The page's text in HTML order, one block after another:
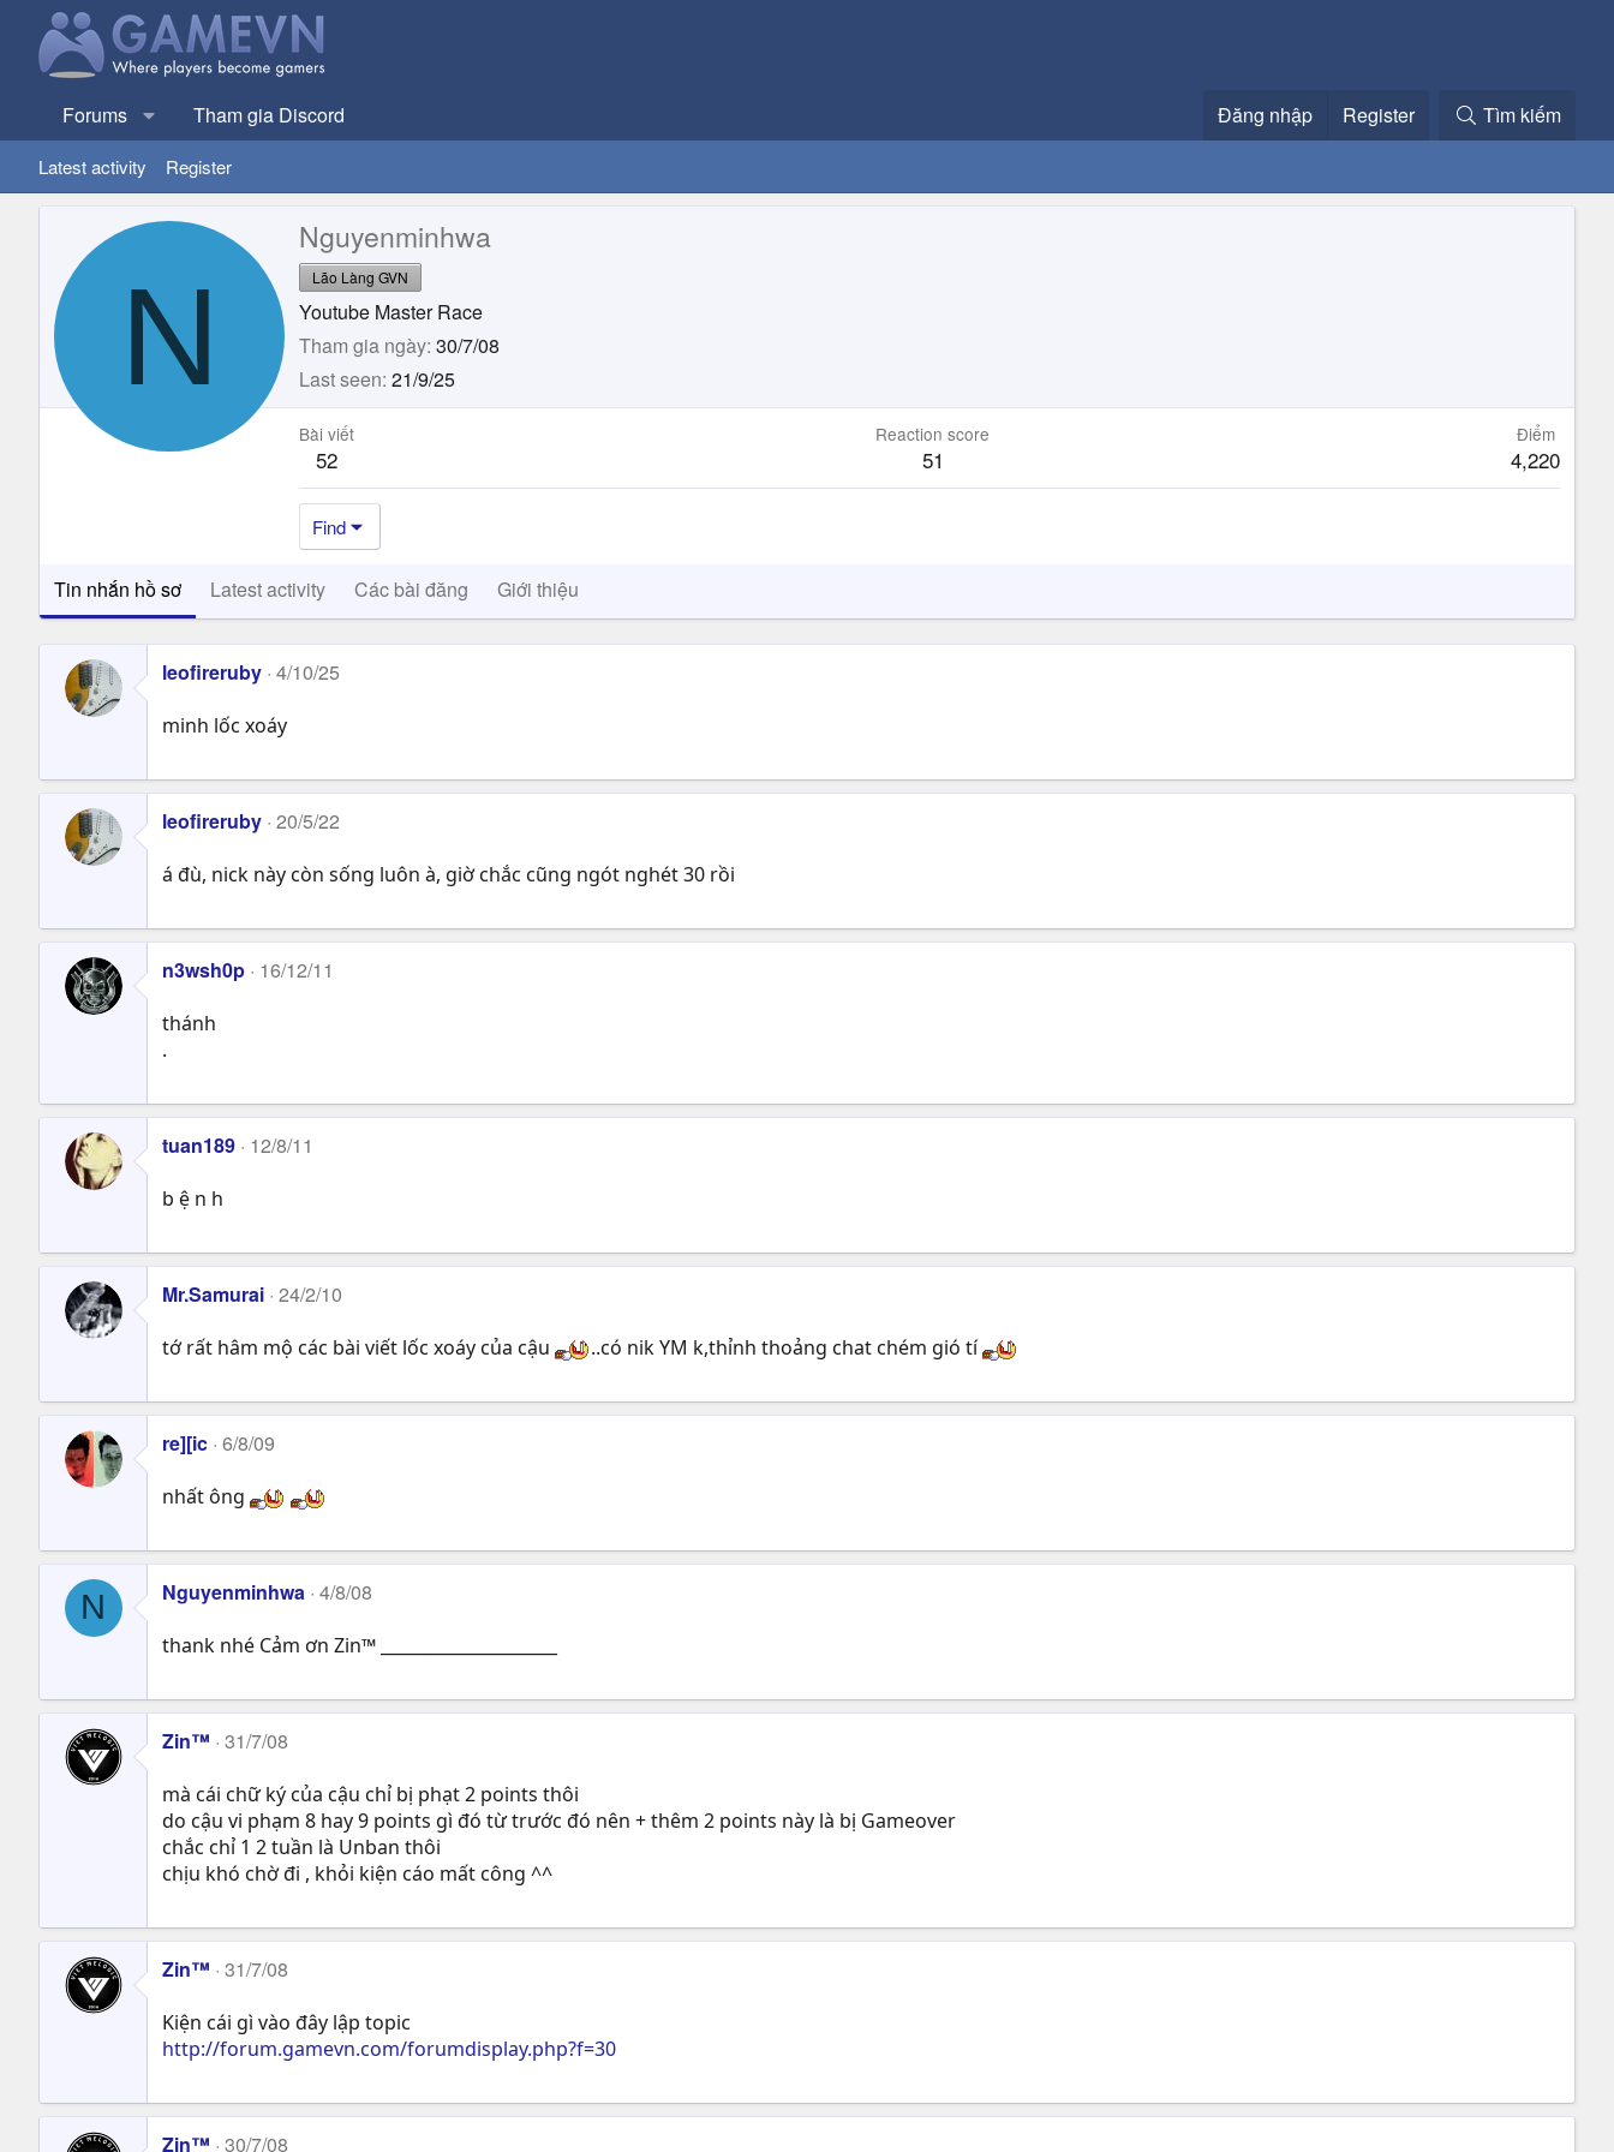
Forums Tham gia Discord Đăng nhập Register Tìm kiếm
Latest activity Register
N
Nguyenminhwa
Lão Làng GVN
Youtube Master Race
Tham gia ngày 30/7/08
Last seen 21/9/25
Bài viết
52
Reaction score
51
Điểm
4,220
Find
Tin nhắn hồ sơ Latest activity Các bài đăng Giới thiệu
leofireruby 4/10/25
minh lốc xoáy
leofireruby 20/5/22
á đù, nick này còn sống luôn à, giờ chắc cũng ngót nghét 30 rồi
n3wsh0p 16/12/11
thánh
.
tuan189 12/8/11
b ệ n h
Mr.Samurai 24/2/10
tớ rất hâm mộ các bài viết lốc xoáy của cậu ..có nik YM k,thỉnh thoảng chat chém gió tí
re][ic 6/8/09
nhất ông
N Nguyenminhwa 4/8/08
thank nhé Cảm ơn Zin™ _____________________
Zin™ 31/7/08
mà cái chữ ký của cậu chỉ bị phạt 2 points thôi
do cậu vi phạm 8 hay 9 points gì đó từ trước đó nên + thêm 2 points này là bị Gameover
chắc chỉ 1 2 tuần là Unban thôi
chịu khó chờ đi , khỏi kiện cáo mất công ^^
Zin™ 31/7/08
Kiện cái gì vào đây lập topic
http://forum.gamevn.com/forumdisplay.php?f=30
Zin™ 30/7/08